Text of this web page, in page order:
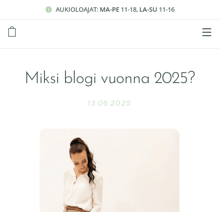
AUKIOLOAJAT: MA-PE11-18, LA-SU 11-16
Miksi blogi vuonna 2025?
13.06.2025